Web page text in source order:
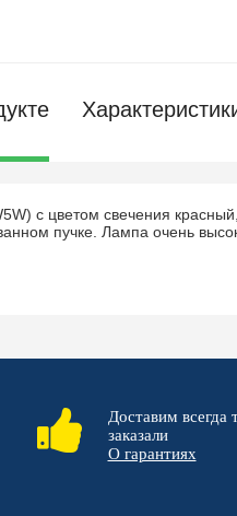
с цветом свечения
пучке. Лампа очень
Доставим всегда
заказали
О гарантиях